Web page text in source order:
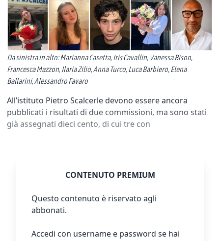
Da sinistra in alto: Marianna Casetta, Iris Cavallin, Vanessa Bison,
Francesca Mazzon, Ilaria Zilio, Anna Turco, Luca Barbiero, Elena
Ballarini, Alessandro Favaro
All’istituto Pietro Scalcerle devono essere ancora
pubblicati i risultati di due commissioni, ma sono stati
già assegnati dieci cento, di cui tre con
CONTENUTO PREMIUM
Questo contenuto è riservato agli
abbonati.
Accedi con username e password se hai